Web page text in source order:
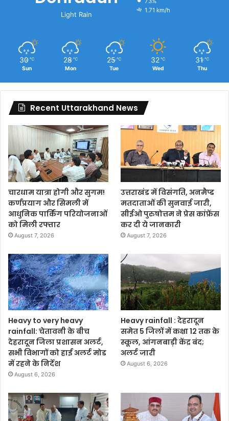
Light Rain
1.71 km/h
30 ℃
Sun
28 ℃
Mon
25 ℃
Tue
32 ℃
Wed
31 ℃
Thu
Recent Uttarakhand News
चारधाम यात्रा होगी और सुगम!
कर्णप्रयाग और सिमली में
आधुनिक पार्किंग परियोजनाओं
को मिली रफ्तार
August 7, 2026
उत्तराखंड में विसंगति, अनमैप्ड
मतदाताओं की सुनवाई जारी,
सीईओ पुरुषोत्तम ने प्रेस कांफ्रेंस
कर दी ये जानकारी
August 7, 2026
Heavy to very heavy
rainfall: चेतावनी के बीच
देहरादून जिला प्रशासन अलर्ट,
सभी विभागों को हाई अलर्ट मोड
में रहने के निर्देश
August 6, 2026
Heavy rainfall : देहरादून
समेत 5 जिलों में कक्षा 12 तक के
स्कूल, आंगनबाड़ी केंद्र बंद;
अलर्ट जारी
August 6, 2026